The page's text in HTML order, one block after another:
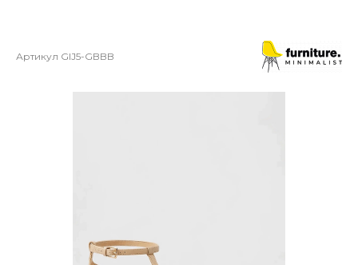
Артикул GIJ5-GBBB